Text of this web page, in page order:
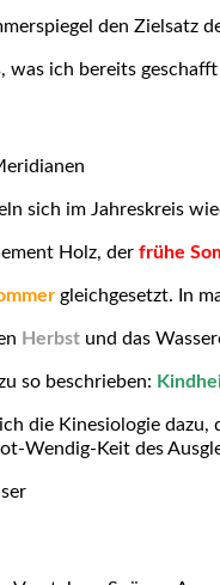
den
was ich bereits geschafft
sich im Jahreskreis
Holz, der frühe
gleichgesetzt. In
Herbst und das
so beschrieben:
die Kinesiologie
Wendig-Keit des